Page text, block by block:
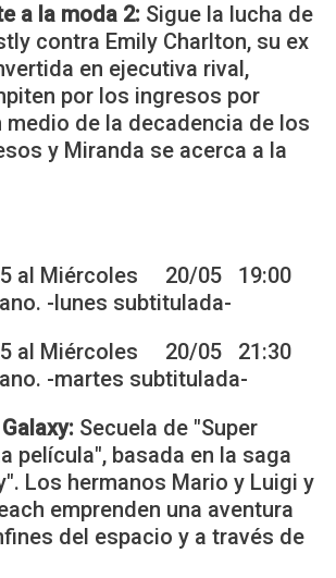
a la moda 2: Sigue la lucha de
contra Emily Charlton, su ex
en ejecutiva rival,
por los ingresos por
medio de la decadencia de los
y Miranda se acerca a la
al Miércoles 20/05 19:00
-lunes subtitulada-
al Miércoles 20/05 21:30
-martes subtitulada-
Secuela de "Super
película", basada en la saga
Los hermanos Mario y Luigi y
emprenden una aventura
del espacio y a través de